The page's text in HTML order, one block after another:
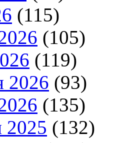
(115)
(105)
(119)
2026 (93)
(135)
2025 (132)